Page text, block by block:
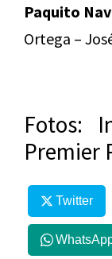
Paquito
Ortega –
Fotos:
Premier
Twitter